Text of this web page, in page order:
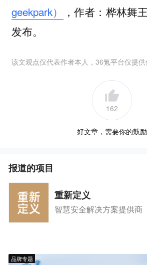
geekpark）
，作者：桦林舞
发布。
该文观点仅代表作者本人，36氪平台仅提供
162
好文章，需要你的鼓励
报道的项目
重新定义
智慧安全解决方案提供商
品牌专题